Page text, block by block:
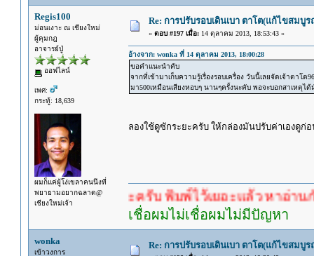
Regis100
ม่อนเงาะ ณ เชียงใหม่
ผู้คุมกฎ
อาจารย์ปู่
ออฟไลน์
เพศ:
กระทู้: 18,639
ผมก็แค่ผู้โง่เขลาคนนึงที่
พยายามอยากฉลาด@
เชียงใหม่เจ้า
Re: การปรับรอบเดินเบา ตาโต(แก้ไขสมบู
« ตอบ #197 เมื่อ:14 ตุลาคม 2013, 18:53:43 »
อ้างจาก: wonka ที่ 14 ตุลาคม 2013, 18:00:28
ขอคำแนะนำคับ
จากที่เข้ามาเก็บความรู้เรื่องรอบเครื่อง วันนี้เลยจัดเจ้าตาโ
มา500เหมือนเสียงหอบๆ นานๆครั้งนะคับ พอจะบอกสาเหตุได้
ลองใช้ดูซักระยะครับ ให้กล่องมันปรับค่าเองดูก่
คำตอบนะครับ พิมพ์ไว้เยอะแล้ว หาอ่านกันดู
เชื่อผมไม่เชื่อผมไม่มีปัญหา
wonka
เข้าวงการ
Re: การปรับรอบเดินเบา ตาโต(แก้ไขสมบู